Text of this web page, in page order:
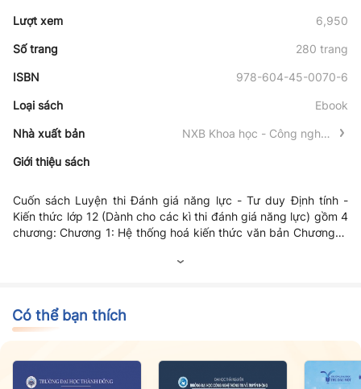
Lượt xem 6,950
Số trang 280 trang
ISBN 978-604-45-0070-6
Loại sách Ebook
Nhà xuất bản
NXB Khoa học - Công nghệ -
Giới thiệu sách
Cuốn sách Luyện thi Đánh giá năng lực - Tư duy Định tính -
Kiến thức lớp 12 (Dành cho các kì thi đánh giá năng lực) gồm 4
chương: Chương 1: Hệ thống hoá kiến thức văn bản Chương 2:
năng làm bài; Chương 4: Luyện đề tổng hợp.
Có thể bạn thích